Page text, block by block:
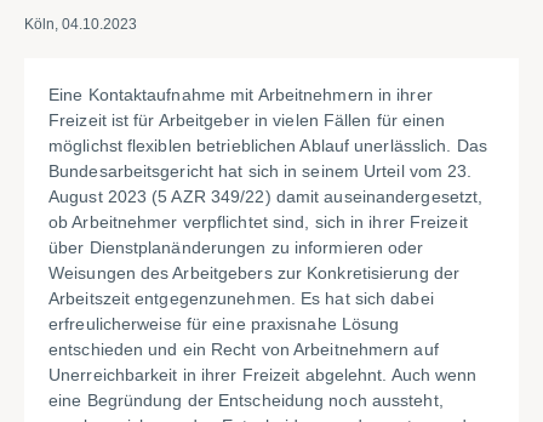
Köln, 04.10.2023
Eine Kontaktaufnahme mit Arbeitnehmern in ihrer
Freizeit ist für Arbeitgeber in vielen Fällen für einen
möglichst flexiblen betrieblichen Ablauf unerlässlich. Das
Bundesarbeitsgericht hat sich in seinem Urteil vom 23.
August 2023 (5 AZR 349/22) damit auseinandergesetzt,
ob Arbeitnehmer verpflichtet sind, sich in ihrer Freizeit
über Dienstplanänderungen zu informieren oder
Weisungen des Arbeitgebers zur Konkretisierung der
Arbeitszeit entgegenzunehmen. Es hat sich dabei
erfreulicherweise für eine praxisnahe Lösung
entschieden und ein Recht von Arbeitnehmern auf
Unerreichbarkeit in ihrer Freizeit abgelehnt. Auch wenn
eine Begründung der Entscheidung noch aussteht,